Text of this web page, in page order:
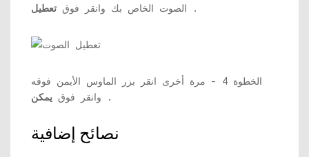
الصوت الخاص بك وانقر فوق تعطيل .
الخطوة 4 - مرة أخرى انقر بزر الماوس الأيمن فوقه
وانقر فوق يمكن .
نصائح إضافية